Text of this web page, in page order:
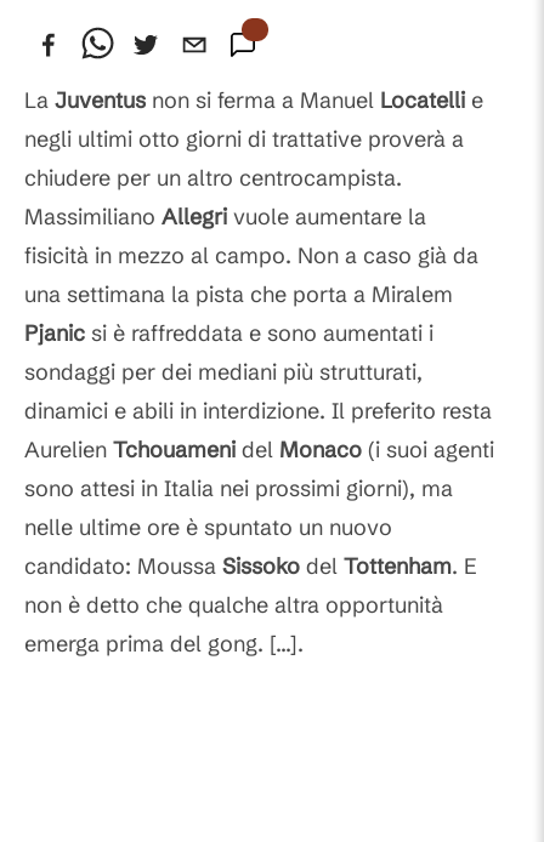
La Juventus non si ferma a Manuel Locatelli e
negli ultimi otto giorni di trattative proverà a
chiudere per un altro centrocampista.
Massimiliano Allegri vuole aumentare la
fisicità in mezzo al campo. Non a caso già da
una settimana la pista che porta a Miralem
Pjanic si è raffreddata e sono aumentati i
sondaggi per dei mediani più strutturati,
dinamici e abili in interdizione. Il preferito resta
Aurelien Tchouameni del Monaco (i suoi agenti
sono attesi in Italia nei prossimi giorni), ma
nelle ultime ore è spuntato un nuovo
candidato: Moussa Sissoko del Tottenham. E
non è detto che qualche altra opportunità
emerga prima del gong. [...].